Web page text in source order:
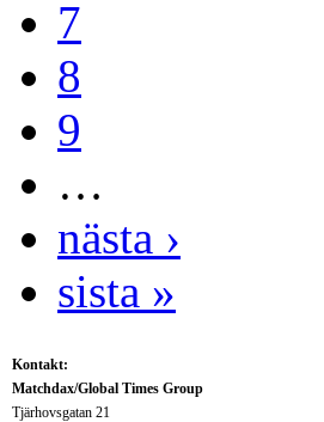
7
8
9
…
nästa ›
sista »
Kontakt:
Matchdax/Global Times Group
Tjärhovsgatan 21